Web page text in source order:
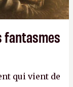
fantasmes
qui vient de